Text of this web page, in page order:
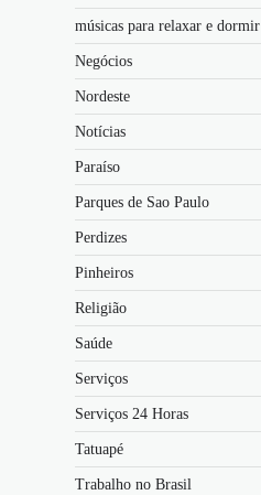
músicas para relaxar e dormir
Negócios
Nordeste
Notícias
Paraíso
Parques de Sao Paulo
Perdizes
Pinheiros
Religião
Saúde
Serviços
Serviços 24 Horas
Tatuapé
Trabalho no Brasil